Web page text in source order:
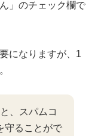
」のチェック欄で
になりますが、1
、スパムコ
守ることがで